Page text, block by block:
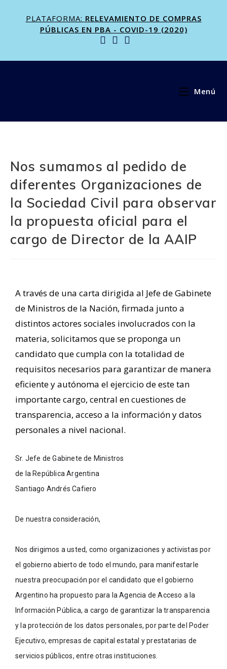
PLATAFORMA: RELEVAMIENTO DE COMPRAS
PÚBLICAS EN PBA - COVID-19 (2020)
Menú
Nos sumamos al pedido de
diferentes Organizaciones de
la Sociedad Civil para observar
la propuesta oficial para el
cargo de Director de la AAIP
A través de una carta dirigida al Jefe de Gabinete
de Ministros de la Nación, firmada junto a
distintos actores sociales involucrados con la
materia, solicitamos que se proponga un
candidato que cumpla con la totalidad de
requisitos necesarios para garantizar de manera
eficiente y autónoma el ejercicio de este tan
importante cargo, central en cuestiones de
transparencia, acceso a la información y datos
personales a nivel nacional.
Sr. Jefe de Gabinete de Ministros
de la República Argentina
Santiago Andrés Cafiero
De nuestra consideración,
Nos dirigimos a usted, como organizaciones y activistas por
el gobierno abierto de todo el mundo, para manifestarle
nuestra preocupación por el candidato que el gobierno
Argentino ha propuesto para la Agencia de Acceso a la
Información Pública, a cargo de garantizar la transparencia
y la protección de los datos personales, por parte del Poder
Ejecutivo, empresas de capital estatal y prestatarias de
servicios públicos, entre otras instituciones.